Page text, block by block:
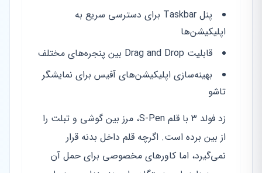
پنل Taskbar برای دسترسی سریع به
اپلیکیشن‌ها
قابلیت Drag and Drop بین پنجره‌های مختلف
بهینه‌سازی اپلیکیشن‌های آفیس برای نمایشگر
تاشو
زد فولد ۳ با قلم S-Pen، مرز بین گوشی و تبلت را
از بین برده است. اگرچه قلم داخل بدنه قرار
نمی‌گیرد، اما کاورهای مخصوصی برای حمل آن